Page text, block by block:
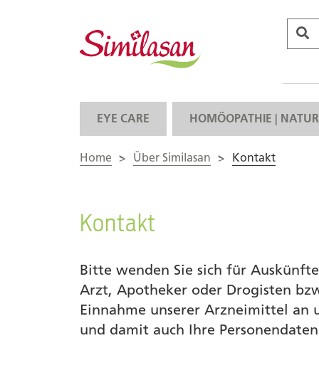
EYE CARE HOMÖOPATHIE | NATUR
Home > Über Similasan > Kontakt
Kontakt
Bitte wenden Sie sich für
Arzt, Apotheker oder Drogisten
Einnahme unserer Arzneimittel an
und damit auch Ihre